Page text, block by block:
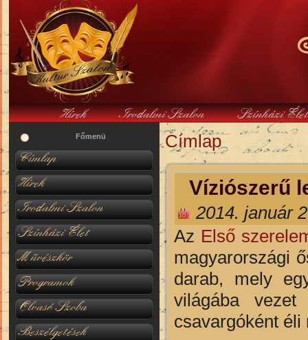
Hírek Irodalmi Szalon Színházi
Főmenü
Címlap
Hírek
Irodalmi Szalon
Színházi Élet
Művészkör
Programok
Olvasó Szoba
Beszélgetések
Jelenlegi hely
Címlap
Víziószerű
2014. január
Az Első
magyarországi
darab, mely
világába
csavargóként éli